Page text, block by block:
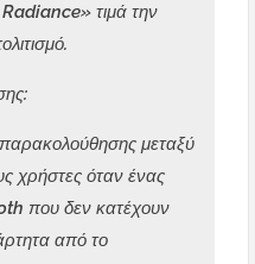
τιμά την
παρακολούθησης μεταξύ
χρήστες όταν ένας
που δεν κατέχουν
από το